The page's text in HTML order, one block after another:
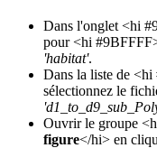
Dans l'onglet <hi
pour <hi
'habitat'.
Dans la liste de
sélectionnez le
Ouvrir le groupe
figure</hi> en